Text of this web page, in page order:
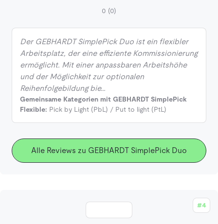
0 (0)
Der GEBHARDT SimplePick Duo ist ein flexibler
Arbeitsplatz, der eine effiziente Kommissionierung
ermöglicht. Mit einer anpassbaren Arbeitshöhe
und der Möglichkeit zur optionalen
Reihenfolgebildung bie…
Gemeinsame Kategorien mit GEBHARDT SimplePick
Flexible: Pick by Light (PbL) / Put to light (PtL)
Alle Reviews zu GEBHARDT SimplePick Duo
#4